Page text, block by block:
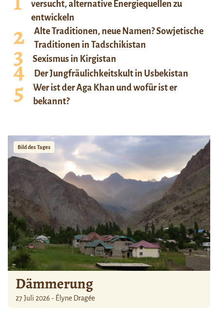
versucht, alternative Energiequellen zu
entwickeln
Alte Traditionen, neue Namen? Sowjetische
Traditionen in Tadschikistan
Sexismus in Kirgistan
Der Jungfräulichkeitskult in Usbekistan
Wer ist der Aga Khan und wofür ist er
bekannt?
Bild des Tages
Dämmerung
27 Juli 2026 - Élyne Dragée